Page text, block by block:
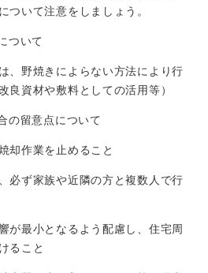
ついて注意をしましょう。
ついて
、野焼きによらない方法により行
良資材や敷料としての活用等）
の留意点について
却作業を止めること
必ず家族や近隣の方と複数人で行
が最小となるよう配慮し、住宅周
ること